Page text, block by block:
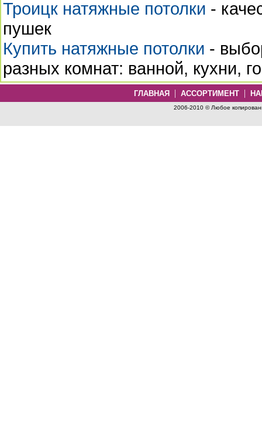
Троицк натяжные потолки -
пушек
Купить натяжные потолки -
разных комнат: ванной, кухни,
ГЛАВНАЯ | АССОРТИМЕНТ |
2006-2010 © Любое